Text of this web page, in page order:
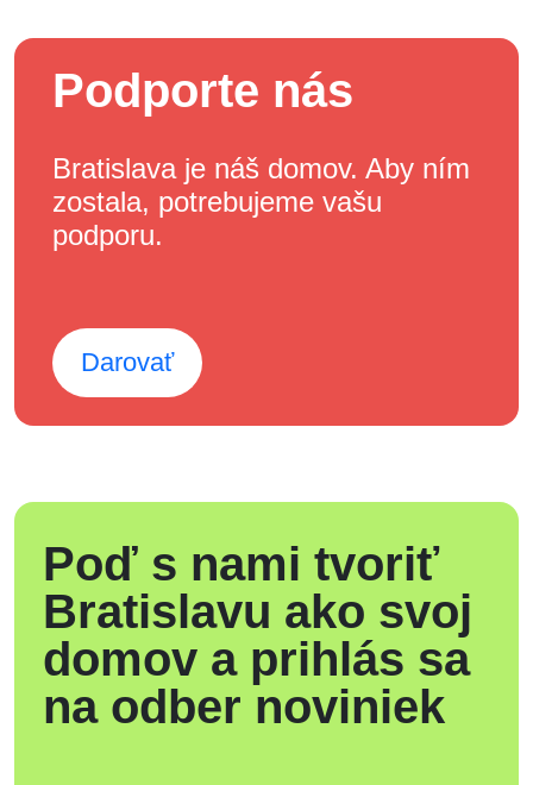
Podporte nás
Bratislava je náš domov. Aby ním
zostala, potrebujeme vašu
podporu.
Darovať
Poď s nami tvoriť
Bratislavu ako svoj
domov a prihlás sa
na odber noviniek